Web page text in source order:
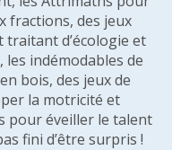
fractions, des jeux
traitant d’écologie et
les indémodables de
bois, des jeux de
la motricité et
pour éveiller le talent
fini d’être surpris !